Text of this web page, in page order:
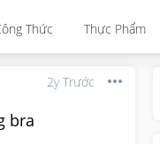
Thức Thực Phẩm
2y Trước
bra